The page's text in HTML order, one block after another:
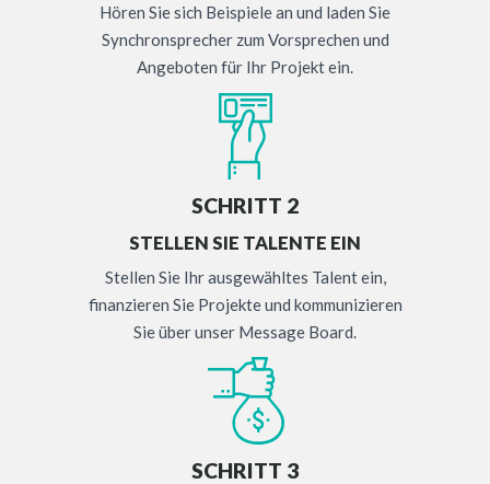
Hören Sie sich Beispiele an und laden Sie
Synchronsprecher zum Vorsprechen und
Angeboten für Ihr Projekt ein.
SCHRITT 2
STELLEN SIE TALENTE EIN
Stellen Sie Ihr ausgewähltes Talent ein,
finanzieren Sie Projekte und kommunizieren
Sie über unser Message Board.
SCHRITT 3